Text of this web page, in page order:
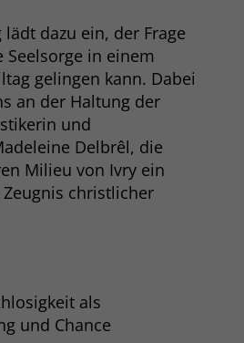
dazu ein, der Frage
Seelsorge in einem
gelingen kann. Dabei
an der Haltung der
und
Delbrêl, die
Milieu von Ivry ein
christlicher
als
und Chance
liebenau.de
die Zustände des Benutzers bei
bei.
für diese Website zu speichern.
wird gewährleistet, dass
die bei späteren Besuchen
Website durchgeführt
mit derselben
verknüpft werden.
Clarity setzt dieses Cookie,
Seitenaufrufe eines Benutzers